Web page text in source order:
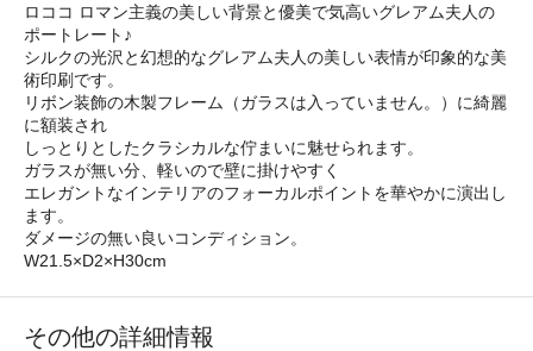
ロココ ロマン主義の美しい背景と優美で気高いグレアム夫人の
ポートレート♪
シルクの光沢と幻想的なグレアム夫人の美しい表情が印象的な美
術印刷です。
リボン装飾の木製フレーム（ガラスは入っていません。）に綺麗
に額装され
しっとりとしたクラシカルな佇まいに魅せられます。
ガラスが無い分、軽いので壁に掛けやすく
エレガントなインテリアのフォーカルポイントを華やかに演出し
ます。
ダメージの無い良いコンディション。
W21.5×D2×H30cm
その他の詳細情報